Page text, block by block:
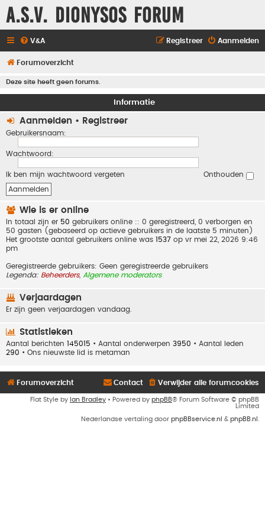
A.S.V. Dionysos Forum
V&A Aanmelden
Registreer
Forumoverzicht
Deze site heeft geen forums.
Informatie
Aanmelden • Registreer
Gebruikersnaam:
Wachtwoord:
Ik ben mijn wachtwoord vergeten Onthouden
Wie is er online
In totaal zijn er 50 gebruikers online :: 0 geregistreerd, 0 verborgen en
50 gasten (gebaseerd op actieve gebruikers in de laatste 5 minuten)
Het grootste aantal gebruikers online was 1537 op vr mei 22, 2026 9:46
pm
Geregistreerde gebruikers: Geen geregistreerde gebruikers
Legenda: Beheerders, Algemene moderators
Verjaardagen
Er zijn geen verjaardagen vandaag.
Statistieken
Aantal berichten 145015 • Aantal onderwerpen 3950 • Aantal leden
290 • Ons nieuwste lid is metaman
Forumoverzicht Verwijder alle forumcookies
Contact
Flat Style by Ian Bradley • Powered by phpBB® Forum Software © phpBB
Limited
Nederlandse vertaling door phpBBservice.nl & phpBB.nl